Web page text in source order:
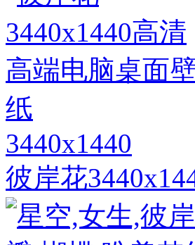
3440x1440
彼岸花